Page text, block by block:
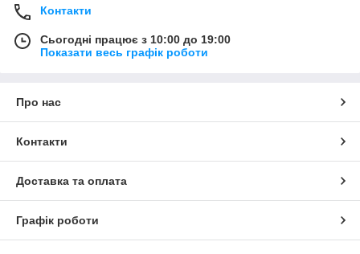
Контакти
Сьогодні працює з 10:00 до 19:00
Показати весь графік роботи
Про нас
Контакти
Доставка та оплата
Графік роботи